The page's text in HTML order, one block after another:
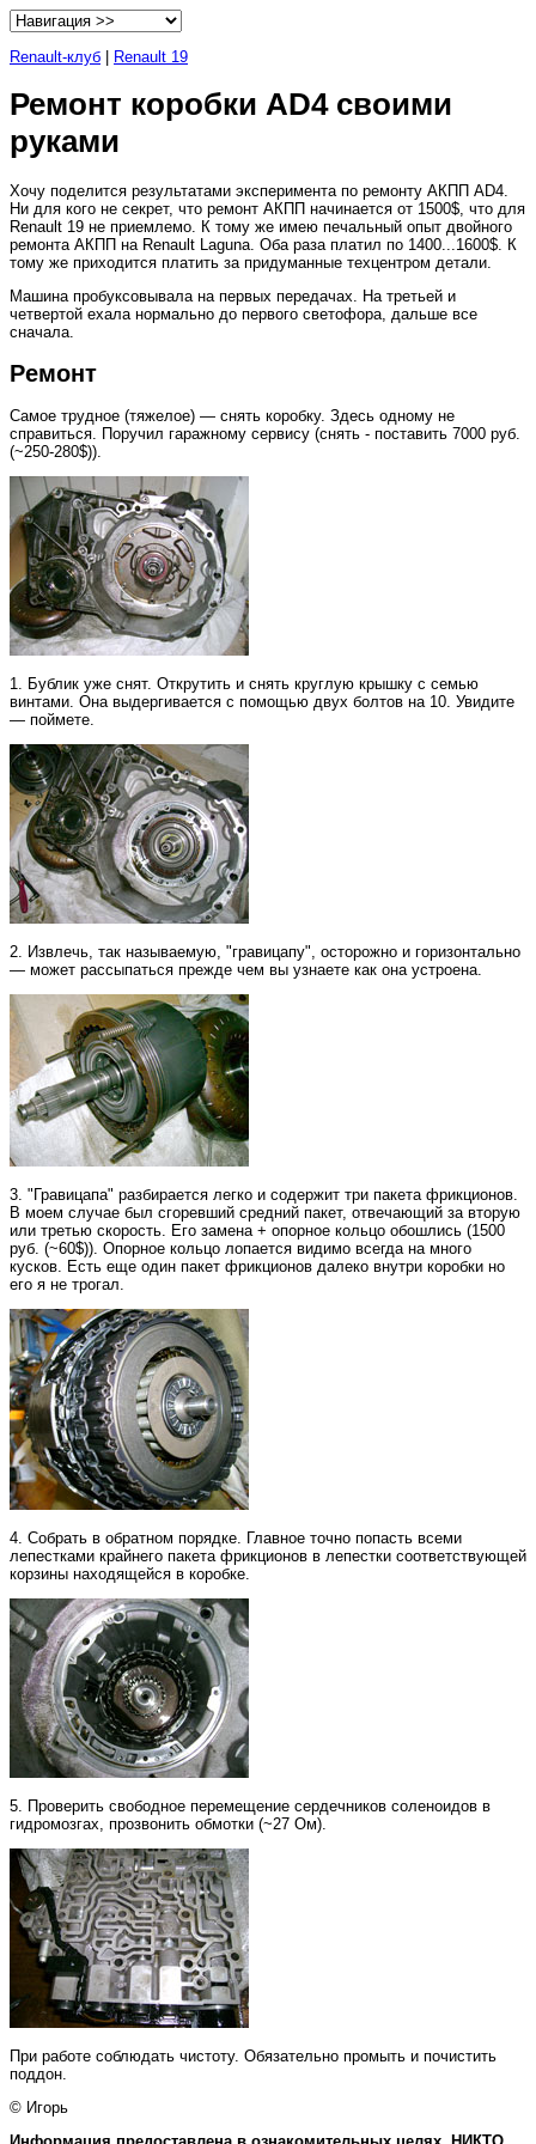
Renault-клуб Renault 19
Ремонт коробки AD4 своими
руками
Хочу поделится результатами эксперимента по ремонту АКПП AD4.
Ни для кого не секрет, что ремонт АКПП начинается от 1500$, что для
Renault 19 не приемлемо. К тому же имею печальный опыт двойного
ремонта АКПП на Renault Laguna. Оба раза платил по 1400...1600$. К
тому же приходится платить за придуманные техцентром детали.
Машина пробуксовывала на первых передачах. На третьей и
четвертой ехала нормально до первого светофора, дальше все
сначала.
Ремонт
Самое трудное (тяжелое) — снять коробку. Здесь одному не
справиться. Поручил гаражному сервису (снять - поставить 7000 руб.
(~250-280$)).
1. Бублик уже снят. Открутить и снять круглую крышку с семью
винтами. Она выдергивается с помощью двух болтов на 10. Увидите
— поймете.
2. Извлечь, так называемую, "гравицапу", осторожно и горизонтально
— может рассыпаться прежде чем вы узнаете как она устроена.
3. "Гравицапа" разбирается легко и содержит три пакета фрикционов.
В моем случае был сгоревший средний пакет, отвечающий за вторую
или третью скорость. Его замена + опорное кольцо обошлись (1500
руб. (~60$)). Опорное кольцо лопается видимо всегда на много
кусков. Есть еще один пакет фрикционов далеко внутри коробки но
его я не трогал.
4. Cобрать в обратном порядке. Главное точно попасть всеми
лепестками крайнего пакета фрикционов в лепестки соответствующей
корзины находящейся в коробке.
5. Проверить свободное перемещение сердечников соленоидов в
гидромозгах, прозвонить обмотки (~27 Ом).
При работе соблюдать чистоту. Обязательно промыть и почистить
поддон.
© Игорь